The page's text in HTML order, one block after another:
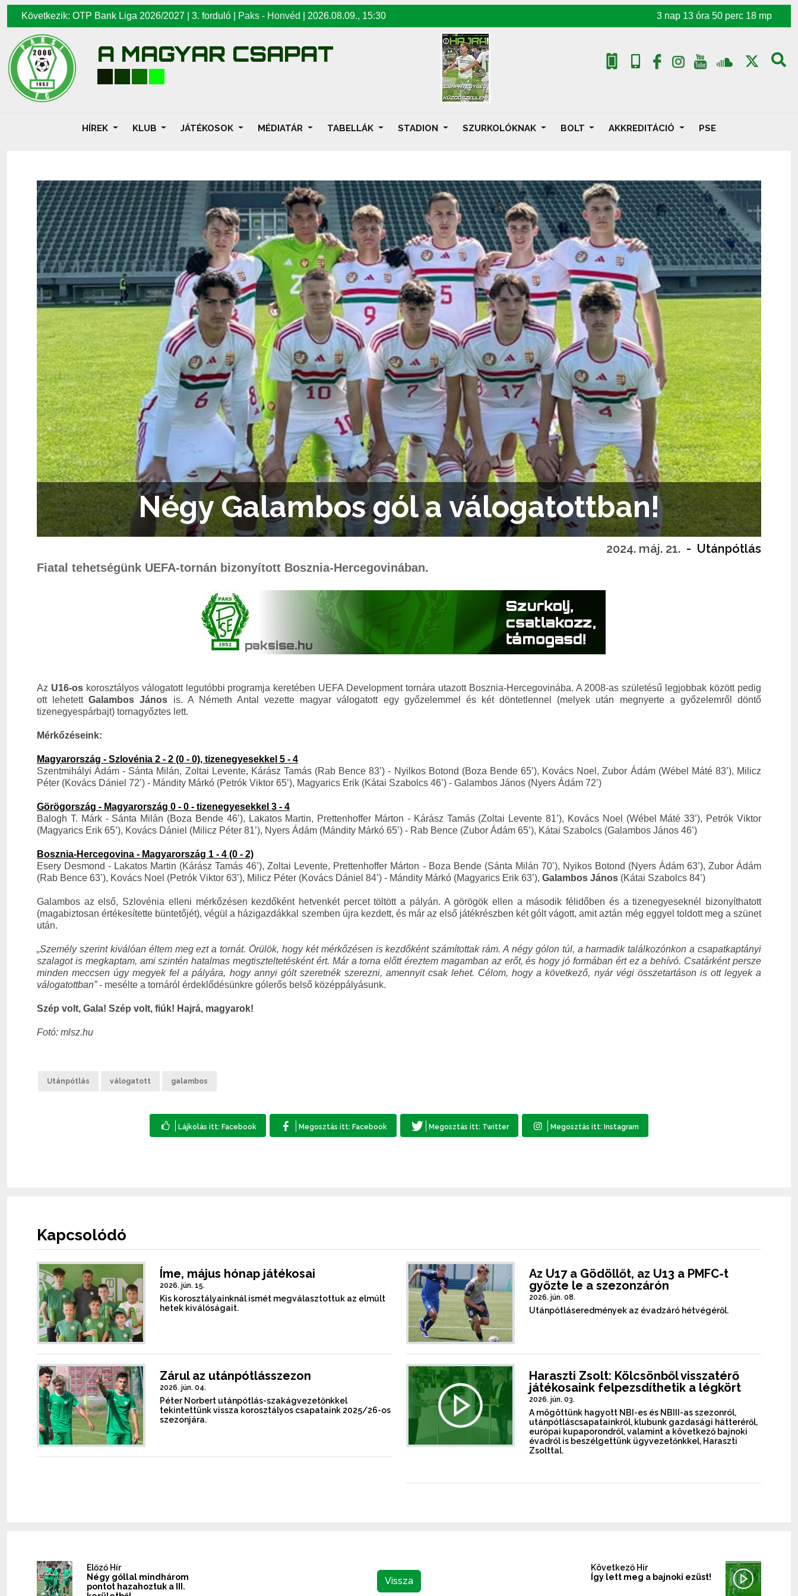
Következik: OTP Bank Liga 2026/2027 | 3. forduló | Paks - Honvéd 2026.08.09., 15:30 3 nap 13 óra 50 perc 17 mp
A MAGYAR CSAPAT
HÍREK KLUB JÁTÉKOSOK MÉDIATÁR TABELLÁK STADION SZURKOLÓKNAK BOLT AKKREDITÁCIÓ PSE
Négy Galambos gól a válogatottban!
2024. máj. 21. - Utánpótlás
Fiatal tehetségünk UEFA-tornán bizonyított Bosznia-Hercegovinában.
Az U16-oskorosztályos válogatott legutóbbi programja keretében UEFA Development tornára utazott Bosznia-Hercegovinába. A 2008-as születésű legjobbak között pedig
ott lehetettGalambos János is. A Németh Antal vezette magyar válogatott egy győzelemmel és két döntetlennel (melyek után megnyerte a győzelemről döntő
tizenegyespárbajt) tornagyőztes lett.
Mérkőzéseink:
Magyarország - Szlovénia 2 - 2 (0 - 0), tizenegyesekkel 5 - 4
Szentmihályi Ádám - Sánta Milán, Zoltai Levente, Kárász Tamás (Rab Bence 83’) - Nyilkos Botond (Boza Bende 65’), Kovács Noel, Zubor Ádám (Wébel Máté 83’), Milicz
Péter (Kovács Dániel 72’) - Mándity Márkó (Petrók Viktor 65’), Magyarics Erik (Kátai Szabolcs 46’) - Galambos János (Nyers Ádám 72’)
Görögország - Magyarország 0 - 0 - tizenegyesekkel 3 - 4
Balogh T. Márk - Sánta Milán (Boza Bende 46’), Lakatos Martin, Prettenhoffer Márton - Kárász Tamás (Zoltai Levente 81’), Kovács Noel (Wébel Máté 33’), Petrók Viktor
(Magyarics Erik 65’), Kovács Dániel (Milicz Péter 81’), Nyers Ádám (Mándity Márkó 65’) - Rab Bence (Zubor Ádám 65’), Kátai Szabolcs (Galambos János 46’)
Bosznia-Hercegovina - Magyarország 1 - 4 (0 - 2)
Esery Desmond - Lakatos Martin (Kárász Tamás 46’), Zoltai Levente, Prettenhoffer Márton - Boza Bende (Sánta Milán 70’), Nyikos Botond (Nyers Ádám 63’), Zubor Ádám
(Rab Bence 63’), Kovács Noel (Petrók Viktor 63’), Milicz Péter (Kovács Dániel 84’) - Mándity Márkó (Magyarics Erik 63’), Galambos János (Kátai Szabolcs 84’)
Galambos az első, Szlovénia elleni mérkőzésen kezdőként hetvenkét percet töltött a pályán. A görögök ellen a második félidőben és a tizenegyeseknél bizonyíthatott
(magabiztosan értékesítette büntetőjét), végül a házigazdákkal szemben újra kezdett, és már az első játékrészben két gólt vágott, amit aztán még eggyel toldott meg a szünet
után.
„Személy szerint kiválóan éltem meg ezt a tornát. Örülök, hogy két mérkőzésen is kezdőként számítottak rám. A négy gólon túl, a harmadik találkozónkon a csapatkaptányi
szalagot is megkaptam, ami szintén hatalmas megtiszteltetésként ért. Már a torna előtt éreztem magamban az erőt, és hogy jó formában ért ez a behívó. Csatárként persze
minden meccsen úgy megyek fel a pályára, hogy annyi gólt szeretnék szerezni, amennyit csak lehet. Célom, hogy a következő, nyár végi összetartáson is ott legyek a
válogatottban”- mesélte a tornáról érdeklődésünkre gólerős belső középpályásunk.
Szép volt, Gala! Szép volt, fiúk! Hajrá, magyarok!
Fotó: mlsz.hu
Utánpótlás válogatott galambos
Kapcsolódó
Íme, május hónap játékosai
2026. jún. 15.
Kis korosztályainknál ismét megválasztottuk az elmúlt
hetek kiválóságait.
Az U17 a Gödöllőt, az U13 a PMFC-t
győzte le a szezonzárón
2026. jún. 08.
Utánpótláseredmények az évadzáró hétvégéről.
Zárul az utánpótlásszezon
2026. jún. 04.
Péter Norbert utánpótlás-szakágvezetőnkkel
tekintettünk vissza korosztályos csapataink 2025/26-os
szezonjára.
Haraszti Zsolt: Kölcsönből visszatérő
játékosaink felpezsdíthetik a légkört
2026. jún. 03.
A mögöttünk hagyott NBI-es és NBIII-as szezonról,
utánpótláscsapatainkról, klubunk gazdasági hátteréről,
európai kupaporondról, valamint a következő bajnoki
évadról is beszélgettünk ügyvezetőnkkel, Haraszti
Zsolttal.
Előző Hír
Négy góllal mindhárom
pontot hazahoztuk a III.
Vissza
Következő Hír
Így lett meg a bajnoki ezüst!